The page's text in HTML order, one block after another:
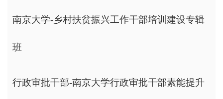
南京大学-乡村扶贫振兴工作干部培训建设专辑
班
行政审批干部-南京大学行政审批干部素能提升